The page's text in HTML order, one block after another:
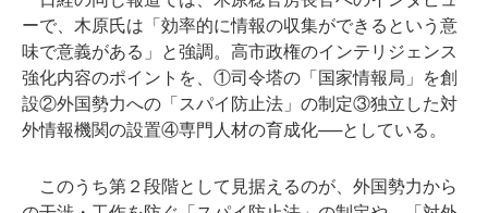
ーで、木原氏は「効率的に情報の収集ができるという意
味で意義がある」と強調。高市政権のインテリジェンス
強化内容のポイントを、①司令塔の「国家情報局」を創
設②外国勢力への「スパイ防止法」の制定③独立した対
外情報機関の設置④専門人材の育成化──としている。
このうち第２段階として見据えるのが、外国勢力から